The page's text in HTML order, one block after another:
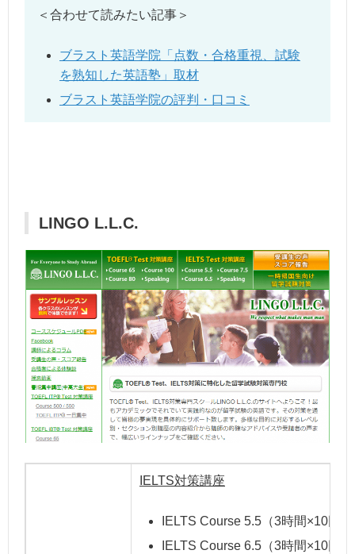
＜合わせて読みたい記事＞
ブラスト英語学院「点数・合格重視、試験
を熟知した英語塾」取材
ブラスト英語学院の評判・口コミ
LINGO L.L.C.
IELTS対策講座
IELTS Course 5.5（3時間×10回
IELTS Course 6.5（3時間×10回